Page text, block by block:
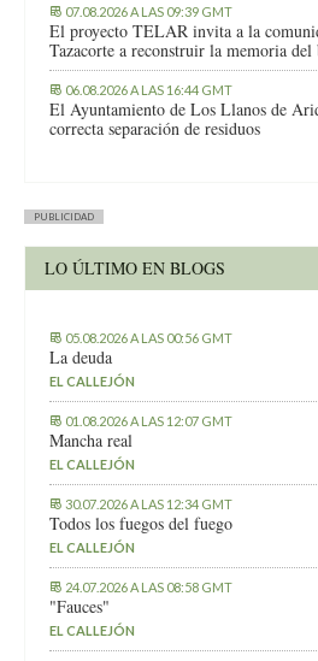
07.08.2026 A LAS 09:39 GMT
El proyecto TELAR invita a la
Tazacorte a reconstruir la memoria
06.08.2026 A LAS 16:44 GMT
El Ayuntamiento de Los Llanos de
correcta separación de residuos
PUBLICIDAD
LO ÚLTIMO EN BLOGS
05.08.2026 A LAS 00:56 GMT
La deuda
EL CALLEJÓN
01.08.2026 A LAS 12:07 GMT
Mancha real
EL CALLEJÓN
30.07.2026 A LAS 12:34 GMT
Todos los fuegos del fuego
EL CALLEJÓN
24.07.2026 A LAS 08:58 GMT
"Fauces"
EL CALLEJÓN